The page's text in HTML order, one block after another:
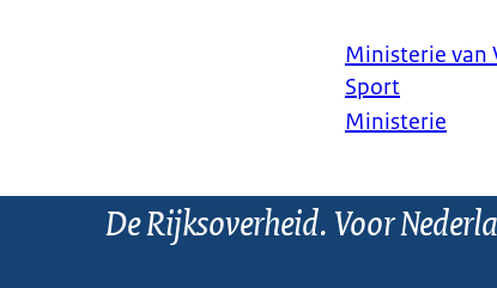
Ministerie van
Sport
Ministerie
De Rijksoverheid. Voor